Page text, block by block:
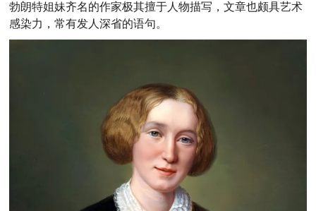
勃朗特姐妹齐名的作家极其擅于人物描写，文章也颇具艺术
感染力，常有发人深省的语句。